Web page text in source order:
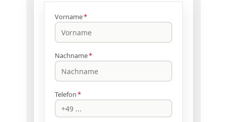
Vorname*
Nachname*
Telefon*